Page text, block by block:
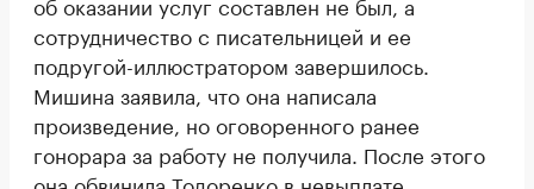
сотрудничество с писательницей и ее
подругой-иллюстратором завершилось.
Мишина заявила, что она написала
произведение, но оговоренного ранее
гонорара за работу не получила. После этого